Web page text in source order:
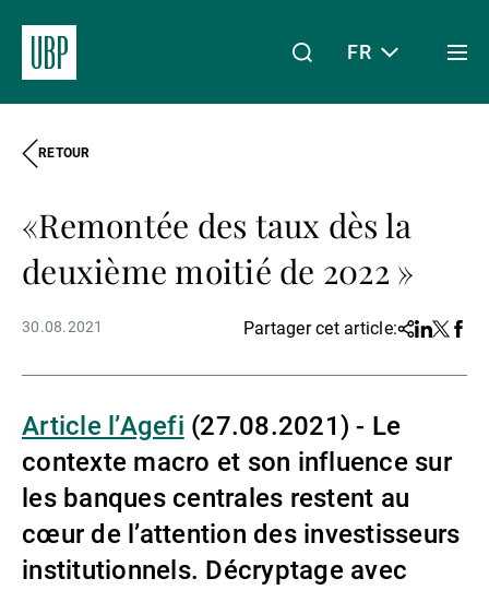
À propos de nous
Asset Management
Gérants de fortune indépendants
FR
RETOUR
«Remontée des taux dès la
deuxième moitié de 2022 »
30.08.2021 Partager cet article:Share
Linkedin
Twitter
Article l’Agefi (27.08.2021) - Le
contexte macro et son influence sur
les banques centrales restent au
cœur de l’attention des investisseurs
institutionnels. Décryptage avec